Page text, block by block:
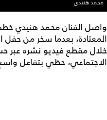
محمد هنيدي
واصل الفنان محمد هنيدي خطف
خلال مقطع فيديو نشره عبر
الاجتماعي، حظي بتفاعل